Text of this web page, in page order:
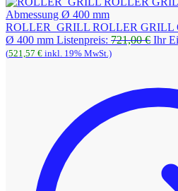
ROLLER_GRILL ROLLER GRILL
Ø 400 mm Listenpreis: 721,00€ Ihr
(521,57 € inkl. 19% MwSt.)